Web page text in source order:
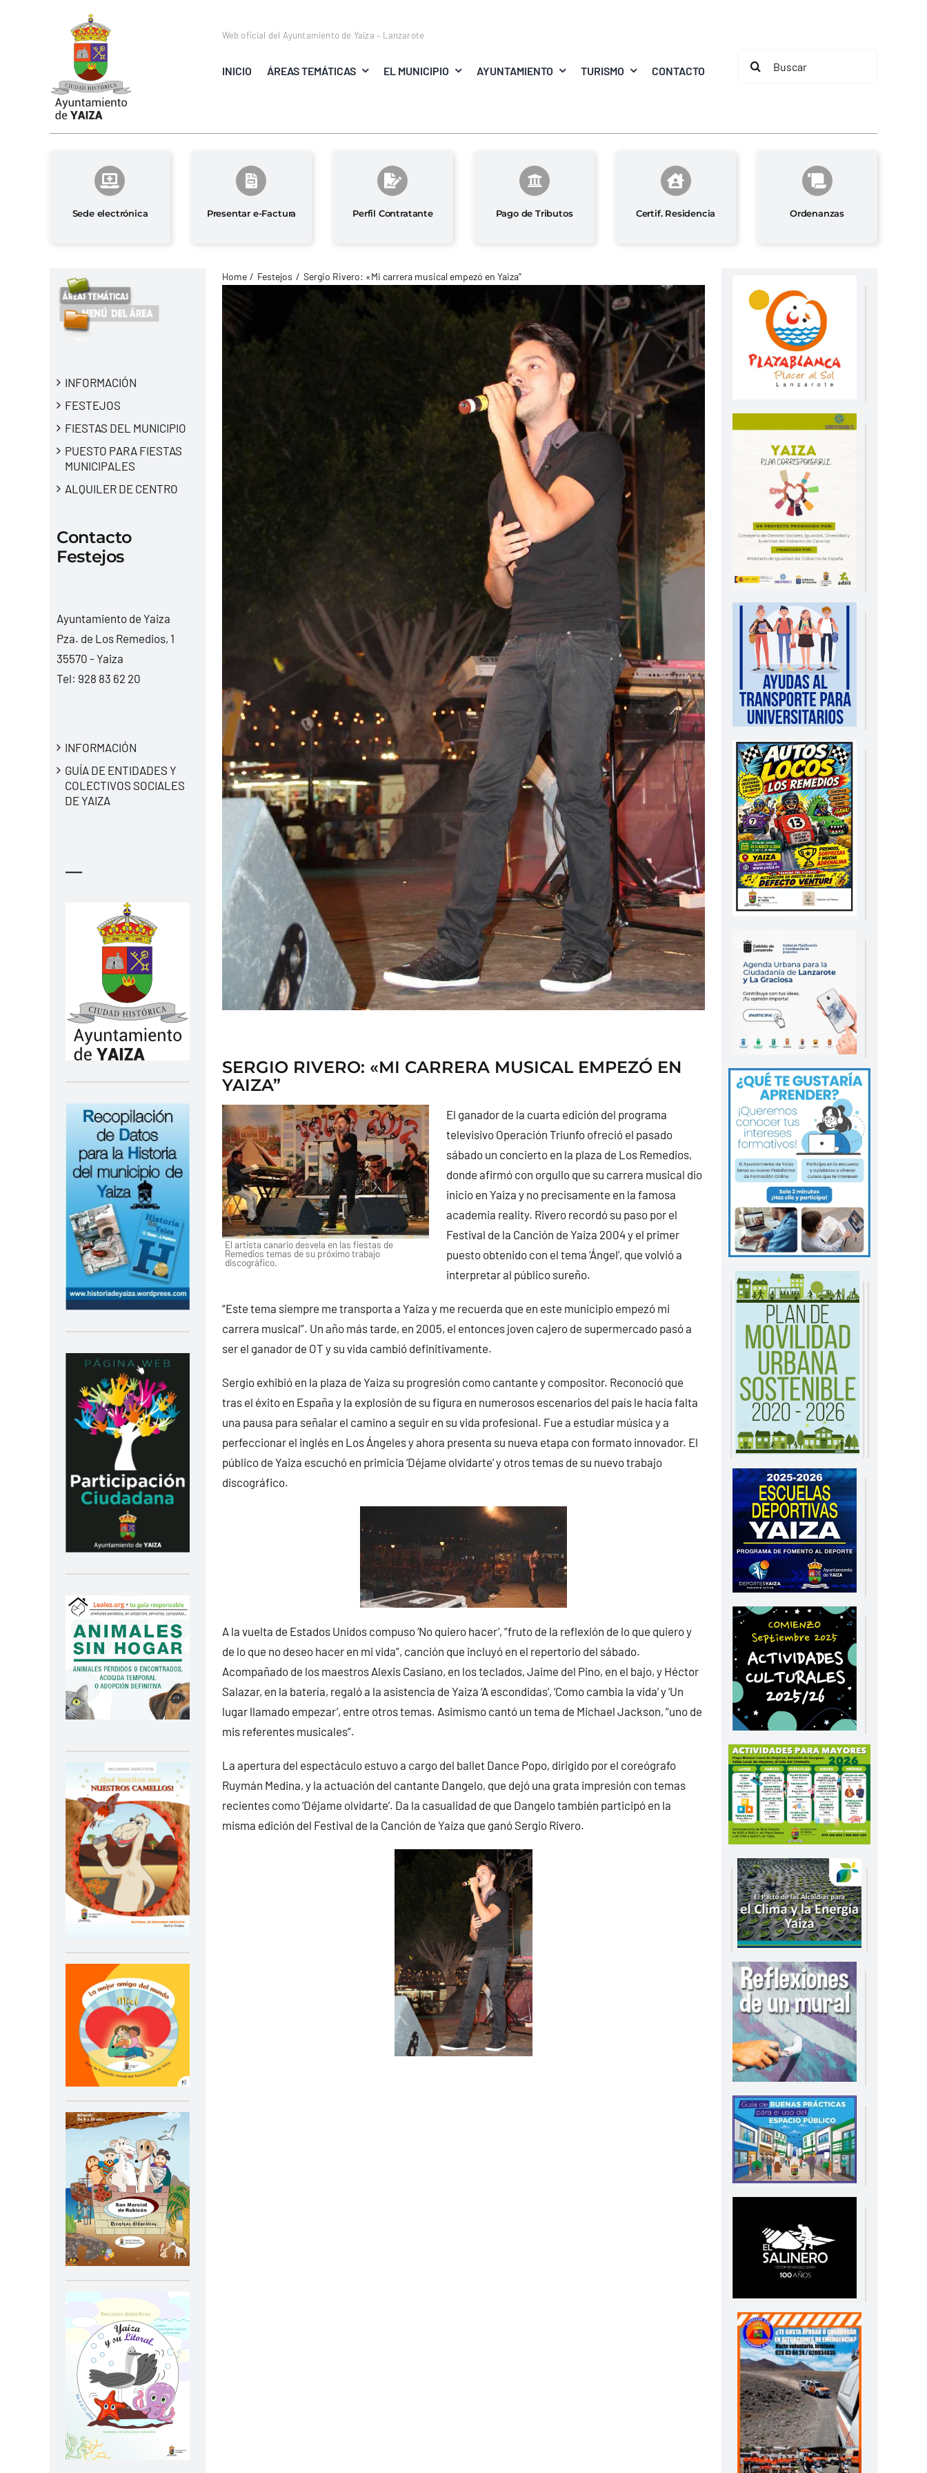
Web oficial del Ayuntamiento de Yaiza – Lanzarote
INICIO ÁREAS TEMÁTICAS EL MUNICIPIO AYUNTAMIENTO TURISMO CONTACTO
Buscar:
Sede electrónica Presentar e-Factura Perfil Contratante Pago de Tributos Certif. Residencia Ordenanzas
INFORMACIÓN
FESTEJOS
FIESTAS DEL MUNICIPIO
PUESTO PARA FIESTAS
MUNICIPALES
ALQUILER DE CENTRO
Contacto
Festejos
Ayuntamiento de Yaiza
Pza. de Los Remedios, 1
35570 - Yaiza
Tel: 928 83 62 20
INFORMACIÓN
GUÍA DE ENTIDADES Y
COLECTIVOS SOCIALES
DE YAIZA
—
Home Festejos Sergio Rivero: «Mi carrera musical empezó en Yaiza”
SERGIO RIVERO: «MI CARRERA MUSICAL EMPEZÓ EN
YAIZA”
El artista canario desvela en las fiestas de
Remedios temas de su próximo trabajo
discográfico.
El ganador de la cuarta edición del programa
televisivo Operación Triunfo ofreció el pasado
sábado un concierto en la plaza de Los Remedios,
donde afirmó con orgullo que su carrera musical dio
inicio en Yaiza y no precisamente en la famosa
academia reality. Rivero recordó su paso por el
Festival de la Canción de Yaiza 2004 y el primer
puesto obtenido con el tema ‘Ángel’, que volvió a
interpretar al público sureño.
“Este tema siempre me transporta a Yaiza y me recuerda que en este municipio empezó mi
carrera musical”. Un año más tarde, en 2005, el entonces joven cajero de supermercado pasó a
ser el ganador de OT y su vida cambió definitivamente.
Sergio exhibió en la plaza de Yaiza su progresión como cantante y compositor. Reconoció que
tras el éxito en España y la explosión de su figura en numerosos escenarios del país le hacía falta
una pausa para señalar el camino a seguir en su vida profesional. Fue a estudiar música y a
perfeccionar el inglés en Los Ángeles y ahora presenta su nueva etapa con formato innovador. El
público de Yaiza escuchó en primicia ‘Déjame olvidarte’ y otros temas de su nuevo trabajo
discográfico.
A la vuelta de Estados Unidos compuso ‘No quiero hacer’, “fruto de la reflexión de lo que quiero y
de lo que no deseo hacer en mi vida”, canción que incluyó en el repertorio del sábado.
Acompañado de los maestros Alexis Casiano, en los teclados, Jaime del Pino, en el bajo, y Héctor
Salazar, en la batería, regaló a la asistencia de Yaiza ‘A escondidas’, ‘Como cambia la vida’ y ‘Un
lugar llamado empezar’, entre otros temas. Asimismo cantó un tema de Michael Jackson, “uno de
mis referentes musicales”.
La apertura del espectáculo estuvo a cargo del ballet Dance Popo, dirigido por el coreógrafo
Ruymán Medina, y la actuación del cantante Dangelo, que dejó una grata impresión con temas
recientes como ‘Déjame olvidarte’. Da la casualidad de que Dangelo también participó en la
misma edición del Festival de la Canción de Yaiza que ganó Sergio Rivero.